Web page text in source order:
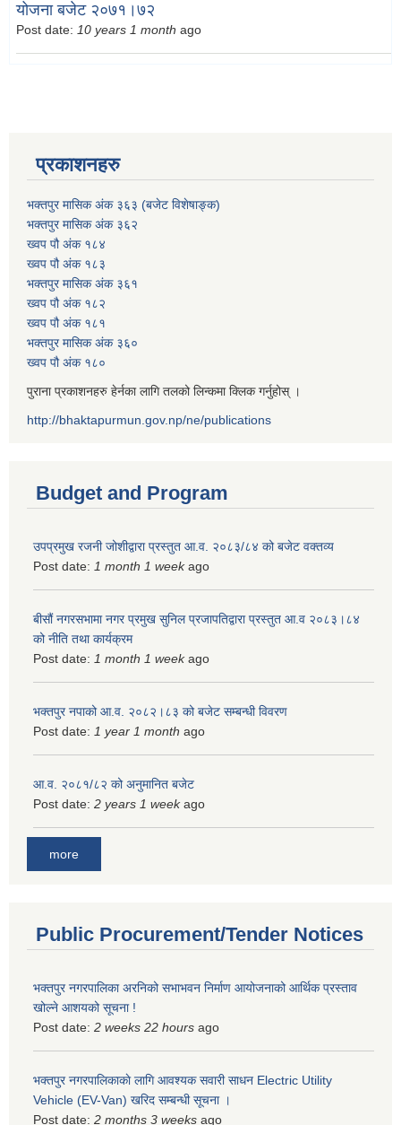
योजना बजेट २०७१।७२
Post date: 10 years 1 month ago
प्रकाशनहरु
भक्तपुर मासिक अंक ३६३ (बजेट विशेषाङ्क)
भक्तपुर मासिक अंक ३६२
ख्वप पौ अंक १८४
ख्वप पौ अंक १८३
भक्तपुर मासिक अंक ३६१
ख्वप पौ अंक १८२
ख्वप पौ अंक १८१
भक्तपुर मासिक अंक ३६०
ख्वप पौ अंक १८०
पुराना प्रकाशनहरु हेर्नका लागि तलको लिन्कमा क्लिक गर्नुहोस् ।
http://bhaktapurmun.gov.np/ne/publications
Budget and Program
उपप्रमुख रजनी जोशीद्वारा प्रस्तुत आ.व. २०८३/८४ को बजेट वक्तव्य
Post date: 1 month 1 weekago
बीसौं नगरसभामा नगर प्रमुख सुनिल प्रजापतिद्वारा प्रस्तुत आ.व‍ २०८३।८४
को नीति तथा कार्यक्रम
Post date: 1 month 1 weekago
भक्तपुर नपाको आ.व. २०८२।८३ को बजेट सम्बन्धी विवरण
Post date: 1 year 1 month ago
आ.व. २०८१/८२ को अनुमानित बजेट
Post date: 2 years 1 weekago
more
Public Procurement/Tender Notices
भक्तपुर नगरपालिका अरनिको सभाभवन निर्माण आयोजनाको आर्थिक प्रस्ताव
खोल्ने आशयको सूचना !
Post date: 2 weeks 22 hours ago
भक्तपुर नगरपालिकाकाे लागि आवश्यक सवारी साधन Electric Utility
Vehicle (EV-Van) खरिद सम्बन्धी सूचना ।
Post date: 2 months 3 weeks ago